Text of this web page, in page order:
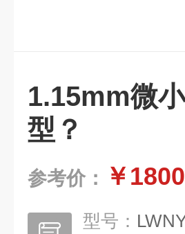
1.15mm微
型？
参考价： ￥
型号：